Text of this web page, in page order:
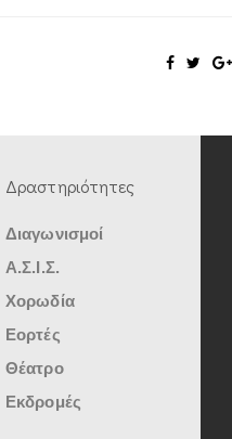
Δραστηριότητες
Διαγωνισμοί
Α.Σ.Ι.Σ.
Χορωδία
Εορτές
Θέατρο
Εκδρομές